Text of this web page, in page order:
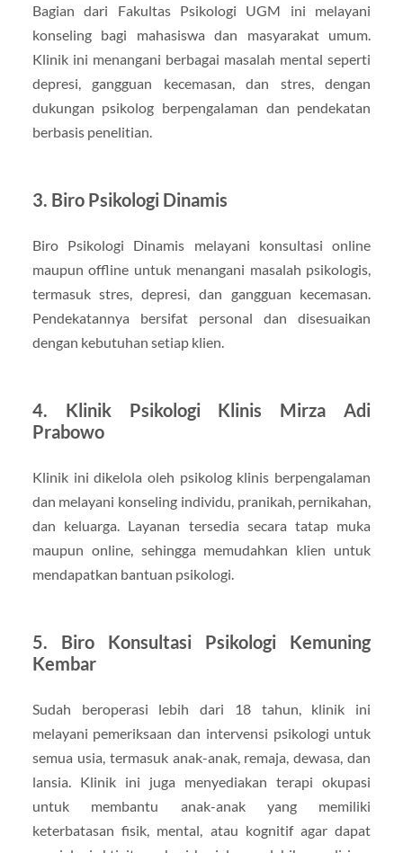
Bagian dari Fakultas Psikologi UGM ini melayani
konseling bagi mahasiswa dan masyarakat umum.
Klinik ini menangani berbagai masalah mental seperti
depresi, gangguan kecemasan, dan stres, dengan
dukungan psikolog berpengalaman dan pendekatan
berbasis penelitian.
3. Biro Psikologi Dinamis
Biro Psikologi Dinamis melayani konsultasi online
maupun offline untuk menangani masalah psikologis,
termasuk stres, depresi, dan gangguan kecemasan.
Pendekatannya bersifat personal dan disesuaikan
dengan kebutuhan setiap klien.
4. Klinik Psikologi Klinis Mirza Adi
Prabowo
Klinik ini dikelola oleh psikolog klinis berpengalaman
dan melayani konseling individu, pranikah, pernikahan,
dan keluarga. Layanan tersedia secara tatap muka
maupun online, sehingga memudahkan klien untuk
mendapatkan bantuan psikologi.
5. Biro Konsultasi Psikologi Kemuning
Kembar
Sudah beroperasi lebih dari 18 tahun, klinik ini
melayani pemeriksaan dan intervensi psikologi untuk
semua usia, termasuk anak-anak, remaja, dewasa, dan
lansia. Klinik ini juga menyediakan terapi okupasi
untuk membantu anak-anak yang memiliki
keterbatasan fisik, mental, atau kognitif agar dapat